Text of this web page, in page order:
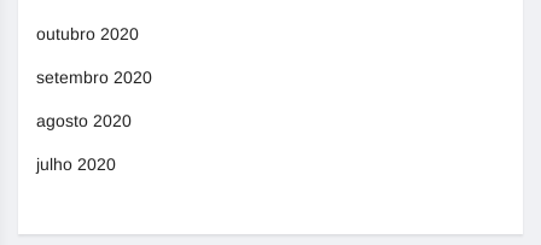
outubro 2020
setembro 2020
agosto 2020
julho 2020